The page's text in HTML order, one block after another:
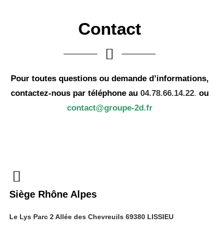
Contact
Pour toutes questions ou demande d’informations,
contactez-nous par téléphone au 04.78.66.14.22. ou
contact@groupe-2d.fr
Siège Rhône Alpes
Le Lys Parc 2 Allée des Chevreuils 69380 LISSIEU